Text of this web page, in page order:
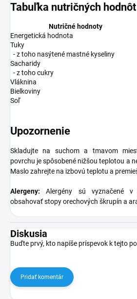
Tabuľka nutričných hodnôt
Nutričné hodnoty
Energetická hodnota
Tuky
- z toho nasýtené mastné kyseliny
Sacharidy
- z toho cukry
Vláknina
Bielkoviny
Soľ
Upozornenie
Skladujte na suchom a tmavom
povrchu je spôsobené nižšou teplotou a
Maslo zahrejte na izbovú teplotu a
Alergeny: Alergény sú vyznačené v
obsahovať stopy orechových škrupín a
Diskusia
Buďte prvý, kto napíše príspevok k tejto
Pridať komentár